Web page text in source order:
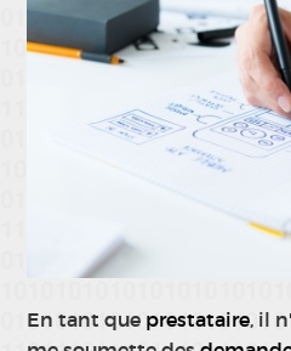
En tant que prestataire, il